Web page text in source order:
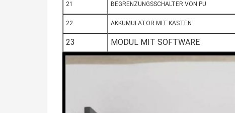
21 BEGRENZUNGSSCHALTER VON PU
22 AKKUMULATOR MIT KASTEN
23 MODUL MIT SOFTWARE